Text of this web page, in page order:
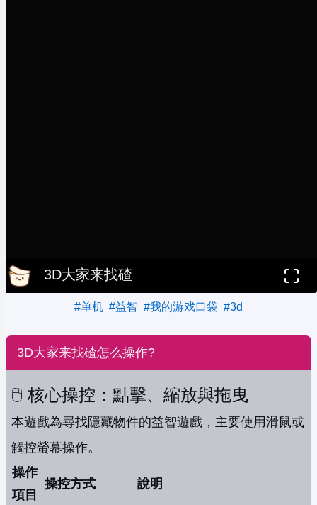
3D大家来找碴
#单机 #益智 #我的游戏口袋 #3d
3D大家来找碴怎么操作?
🖱️ 核心操控：點擊、縮放與拖曳
本遊戲為尋找隱藏物件的益智遊戲，主要使用滑鼠或
觸控螢幕操作。
操作
項目
操控方式 說明